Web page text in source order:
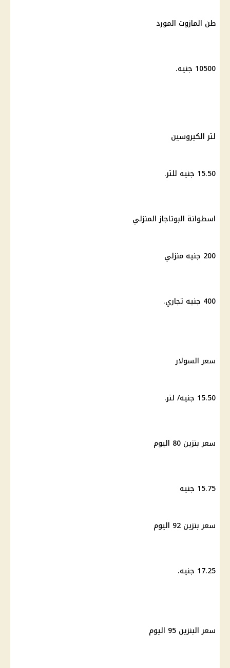
طن المازوت المورد
10500 جنيه.
لتر الكيروسين
15.50 جنيه للتر.
اسطوانة البوتاجاز المنزلي
200 جنيه منزلي
400 جنيه تجاري.
سعر السولار
15.50 جنيه/ لتر.
سعربنزين 80 اليوم
15.75 جنيه
سعر بنزين 92 اليوم
17.25 جنيه.
سعر البنزين 95 اليوم